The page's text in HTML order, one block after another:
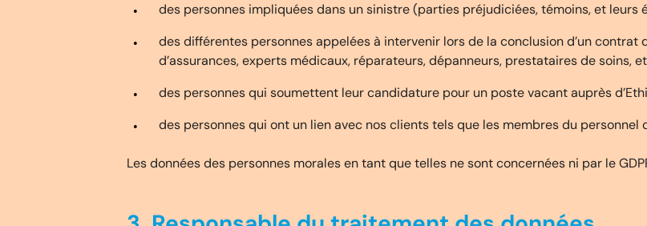
des personnes impliquées dans un sinistre (parties préjudiciées, témoins, et leurs
des différentes personnes appelées à intervenir lors de la conclusion d’un contrat
d’assurances, experts médicaux, réparateurs, dépanneurs, prestataires de soins,
des personnes qui soumettent leur candidature pour un poste vacant auprès
des personnes qui ont un lien avec nos clients tels que les membres du
Les données des personnes morales en tant que telles ne sont concernées ni par le